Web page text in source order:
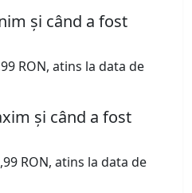
și când a fost
RON, atins la data de
și când a fost
RON, atins la data de